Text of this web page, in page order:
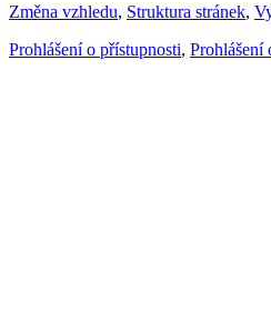
Změna vzhledu, Struktura stránek,
Prohlášení o přístupnosti, Prohlášení